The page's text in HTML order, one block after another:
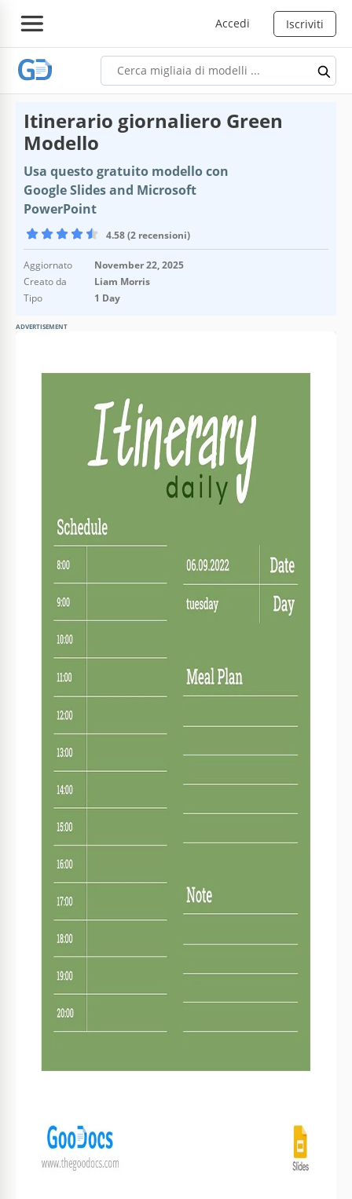
Accedi Iscriviti
Itinerario giornaliero Green
Modello
Usa questo gratuito modello con
Google Slides and Microsoft
PowerPoint
4.58 (2 recensioni)
Aggiornato
November 22, 2025
Creato da
Liam Morris
Tipo
1 Day
ADVERTISEMENT